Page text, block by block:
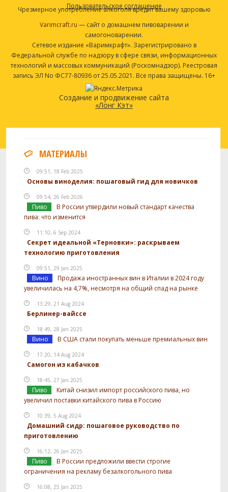
Пользовательское соглашение
Чрезмерное употребление алкоголя вредит вашему здоровью
Varimcraft.ru — сайт о домашнем пивоварении и
самогоноварении.
Сетевое издание «Варимкрафт». Зарегистрировано в
Федеральной службе по надзору в сфере связи, информационных
технологий и массовых коммуникаций (Роскомнадзор). Реестровая
запись ЭЛ No ФС77-80936 от 25.05.2021. Все права защищены. 16+
Создание и продвижение сайта
«Лонг Кэт»
МАТЕРИАЛЫ
09:51, 18 Feb 2025
Основы виноделия: пошаговый гид для новичков
09:54, 26 Feb 2026
Пиво
В России утвердили новый стандарт качества
пива: что изменится
11:10, 6 Sep 2024
Секрет идеальной «Терновки»: раскрываем
технологию приготовления
09:51, 29 Jan 2025
Вино
Продажа иностранных вин в Италии в 2024 году
увеличилась на 4,7%, несмотря на общий спад на рынке
13:29, 21 Aug 2024
Берлинер-вайссе
18:49, 28 Jan 2025
Вино В США стали покупать меньше премиальных вин
17:20, 14 Aug 2024
Самогон из кабачков
18:45, 27 Jan 2025
Пиво
Китай снизил импорт российского пива, но
увеличил поставки китайского пива в Россию
10:39, 5 Aug 2024
Домашний сидр: пошаговое руководство по
приготовлению
16:12, 26 Jan 2025
Пиво
В России предложили ввести строгие
ограничения на рекламу безалкогольного пива
16:08, 25 Jan 2025